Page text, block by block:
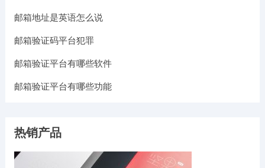
邮箱地址是英语怎么说
邮箱验证码平台犯罪
邮箱验证平台有哪些软件
邮箱验证平台有哪些功能
热销产品